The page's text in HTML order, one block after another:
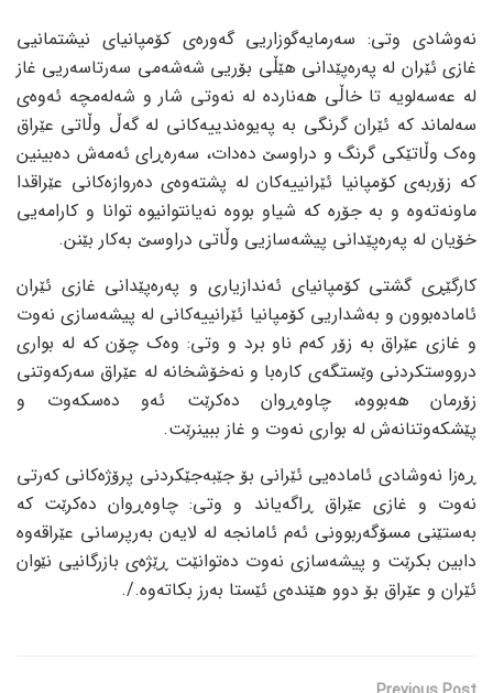
نەوشادی وتی: سەرمایەگوزاریی گەورەی کۆمپانیای نیشتمانیی
غازی ئێران لە پەرەپێدانی هێڵی بۆریی شەشەمی سەرتاسەریی غاز
لە عەسەلویە تا خاڵی هەناردە لە نەوتی شار و شەلەمچە ئەوەی
سەلماند کە ئێران گرنگی بە پەیوەندییەکانی لە گەڵ وڵاتی عێراق
وەک وڵاتێکی گرنگ و دراوسێ دەدات، سەرەڕای ئەمەش دەبینین
کە زۆربەی کۆمپانیا ئێرانییەکان لە پشتەوەی دەروازەکانی عێراقدا
ماونەتەوە و بە جۆرە کە شیاو بووە نەیانتوانیوە توانا و کارامەیی
خۆیان لە پەرەپێدانی پیشەسازیی وڵاتی دراوسێ بەکار بێنن.
کارگێڕی گشتی کۆمپانیای ئەندازیاری و پەرەپێدانی غازی ئێران
ئامادەبوون و بەشداریی کۆمپانیا ئێرانییەکانی لە پیشەسازی نەوت
و غازی عێراق بە زۆر کەم ناو برد و وتی: وەک چۆن کە لە بواری
درووستکردنی وێستگەی کارەبا و نەخۆشخانە لە عێراق سەرکەوتنی
زۆرمان هەبووە، چاوەڕوان دەکرێت ئەو دەسکەوت و
پێشکەوتنانەش لە بواری نەوت و غاز ببینرێت.
ڕەزا نەوشادی ئامادەیی ئێرانی بۆ جێبەجێکردنی پرۆژەکانی کەرتی
نەوت و غازی عێراق ڕاگەیاند و وتی: چاوەڕوان دەکرێت کە
بەستێنی مسۆگەربوونی ئەم ئامانجە لە لایەن بەرپرسانی عێراقەوە
دابین بکرێت و پیشەسازی نەوت دەتوانێت ڕێژەی بازرگانیی نێوان
ئێران و عێراق بۆ دوو هێندەی ئێستا بەرز بکاتەوە./.